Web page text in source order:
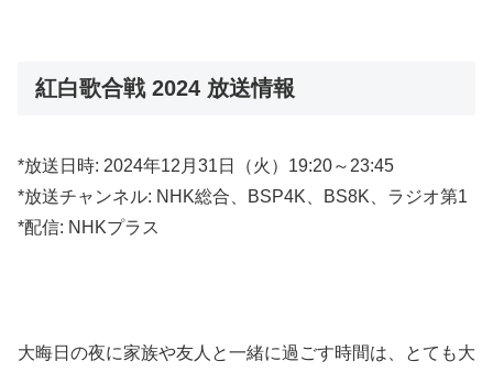
紅白歌合戦 2024 放送情報
*放送日時: 2024年12月31日（火）19:20～23:45
*放送チャンネル: NHK総合、BSP4K、BS8K、ラジオ第1
*配信: NHKプラス
大晦日の夜に家族や友人と一緒に過ごす時間は、とても大